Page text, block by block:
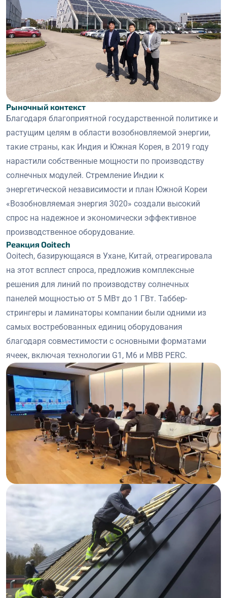
Рыночный контекст
Благодаря благоприятной государственной политике и
растущим целям в области возобновляемой энергии,
такие страны, как Индия и Южная Корея, в 2019 году
нарастили собственные мощности по производству
солнечных модулей. Стремление Индии к
энергетической независимости и план Южной Кореи
«Возобновляемая энергия 3020» создали высокий
спрос на надежное и экономически эффективное
производственное оборудование.
Реакция Ooitech
Ooitech, базирующаяся в Ухане, Китай, отреагировала
на этот всплест спроса, предложив комплексные
решения для линий по производству солнечных
панелей мощностью от 5 МВт до 1 ГВт. Таббер-
стрингеры и ламинаторы компании были одними из
самых востребованных единиц оборудования
благодаря совместимости с основными форматами
ячеек, включая технологии G1, M6 и MBB PERC.